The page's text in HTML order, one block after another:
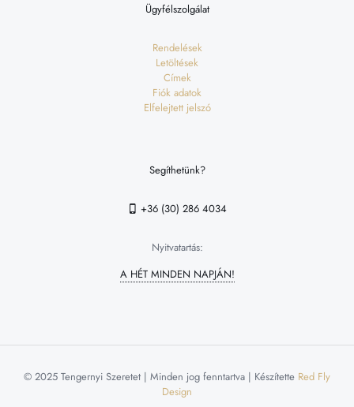
Ügyfélszolgálat
Rendelések
Letöltések
Címek
Fiók adatok
Elfelejtett jelszó
Segíthetünk?
+36 (30) 286 4034
Nyitvatartás:
A HÉT MINDEN NAPJÁN!
© 2025 Tengernyi Szeretet | Minden jog fenntartva | Készítette Red Fly
Design